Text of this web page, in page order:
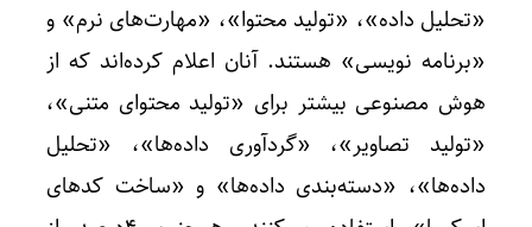
«تحلیل داده»، «تولید محتوا»، «مهارت‌های نرم» و
«برنامه نویسی» هستند. آنان اعلام کرده‌اند که از
هوش مصنوعی بیشتر برای «تولید محتوای متنی»،
«تولید تصاویر»، «گردآوری داده‌ها»، «تحلیل
داده‌ها»، «دسته‌بندی داده‌ها» و «ساخت کدهای